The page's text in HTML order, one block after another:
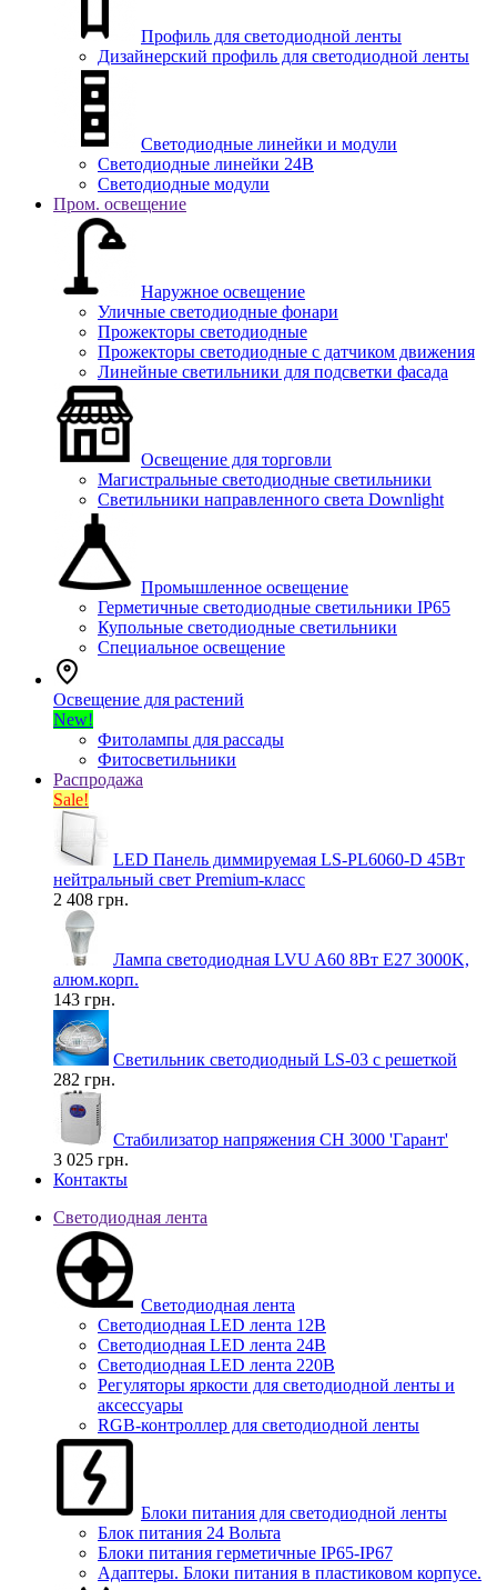
Профиль для светодиодной ленты
Дизайнерский профиль для светодиодной ленты
Светодиодные линейки и модули
Светодиодные линейки 24В
Светодиодные модули
Пром. освещение
Наружное освещение
Уличные светодиодные фонари
Прожекторы светодиодные
Прожекторы светодиодные с датчиком движения
Линейные светильники для подсветки фасада
Освещение для торговли
Магистральные светодиодные светильники
Светильники направленного света Downlight
Промышленное освещение
Герметичные светодиодные светильники IP65
Купольные светодиодные светильники
Специальное освещение
Освещение для растений
New!
Фитолампы для рассады
Фитосветильники
Распродажа
Sale!
LED Панель диммируемая LS-PL6060-D 45Вт
нейтральный свет Premium-класс
2 408 грн.
Лампа светодиодная LVU A60 8Вт E27 3000K,
алюм.корп.
143 грн.
Светильник светодиодный LS-03 с решеткой
282 грн.
Стабилизатор напряжения СН 3000 'Гарант'
3 025 грн.
Контакты
Светодиодная лента
Светодиодная лента
Светодиодная LED лента 12В
Светодиодная LED лента 24В
Светодиодная LED лента 220В
Регуляторы яркости для светодиодной ленты и
аксессуары
RGB-контроллер для светодиодной ленты
Блоки питания для светодиодной ленты
Блок питания 24 Вольта
Блоки питания герметичные IP65-IP67
Адаптеры. Блоки питания в пластиковом корпусе.